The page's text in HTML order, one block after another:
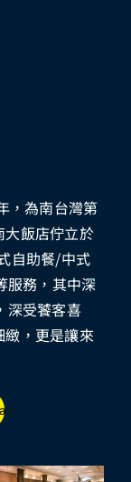
，為南台灣第
大飯店佇立於
自助餐/中式
服務，其中深
深受饕客喜
緻，更是讓來